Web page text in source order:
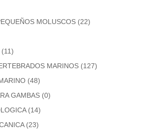
MOLUSCOS (22)
(11)
MARINOS (127)
(48)
GAMBAS (0)
(14)
(23)